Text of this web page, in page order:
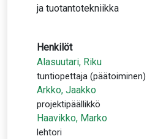
ja tuotantotekniikka
Henkilöt
Alasuutari, Riku
tuntiopettaja (päätoiminen)
Arkko, Jaakko
projektipäällikkö
Haavikko, Marko
lehtori